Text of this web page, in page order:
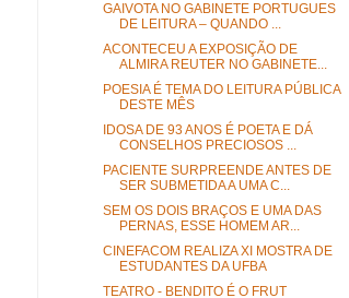
GAIVOTA NO GABINETE PORTUGUES
DE LEITURA – QUANDO ...
ACONTECEU A EXPOSIÇÃO DE
ALMIRA REUTER NO GABINETE...
POESIA É TEMA DO LEITURA PÚBLICA
DESTE MÊS
IDOSA DE 93 ANOS É POETA E DÁ
CONSELHOS PRECIOSOS ...
PACIENTE SURPREENDE ANTES DE
SER SUBMETIDA A UMA C...
SEM OS DOIS BRAÇOS E UMA DAS
PERNAS, ESSE HOMEM AR...
CINEFACOM REALIZA XI MOSTRA DE
ESTUDANTES DA UFBA
TEATRO - BENDITO É O FRUT